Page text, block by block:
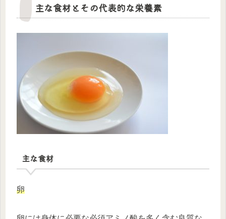
主な食材とその代表的な栄養素
主な食材
卵